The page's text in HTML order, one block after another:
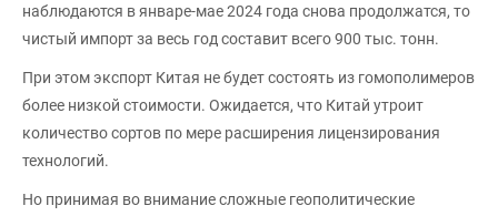
наблюдаются в январе-мае 2024 года снова продолжатся, то
чистый импорт за весь год составит всего 900 тыс. тонн.
При этом экспорт Китая не будет состоять из гомополимеров
более низкой стоимости. Ожидается, что Китай утроит
количество сортов по мере расширения лицензирования
технологий.
Но принимая во внимание сложные геополитические